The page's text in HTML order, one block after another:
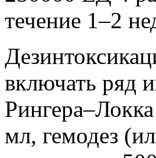
течение 1–2
включать ряд
мл, гемодез